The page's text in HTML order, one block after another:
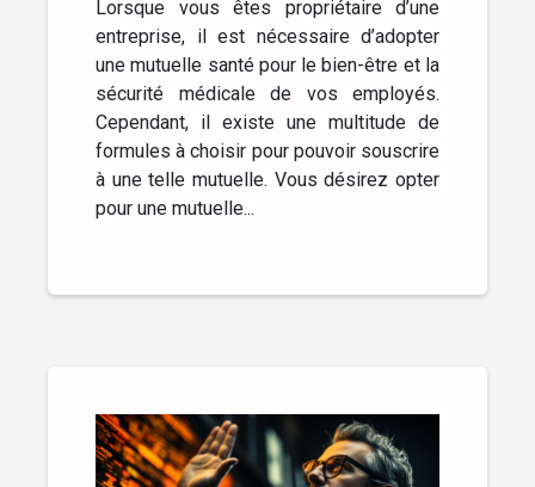
Lorsque vous êtes propriétaire d’une
entreprise, il est nécessaire d’adopter
une mutuelle santé pour le bien-être et la
sécurité médicale de vos employés.
Cependant, il existe une multitude de
formules à choisir pour pouvoir souscrire
à une telle mutuelle. Vous désirez opter
pour une mutuelle...